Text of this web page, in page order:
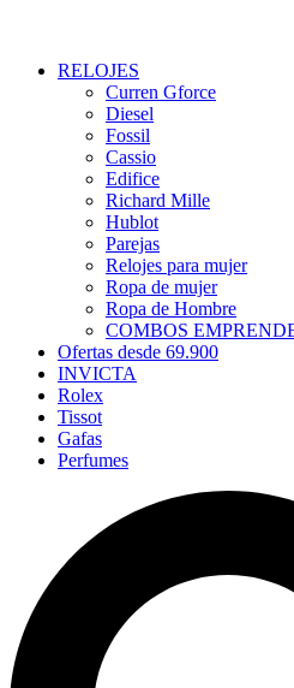
RELOJES
Curren Gforce
Diesel
Fossil
Cassio
Edifice
Richard Mille
Hublot
Parejas
Relojes para mujer
Ropa de mujer
Ropa de Hombre
COMBOS
Ofertas desde 69.900
INVICTA
Rolex
Tissot
Gafas
Perfumes